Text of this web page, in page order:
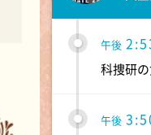
午後
科捜研
午後